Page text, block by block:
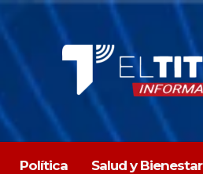
Política Salud y Bienestar